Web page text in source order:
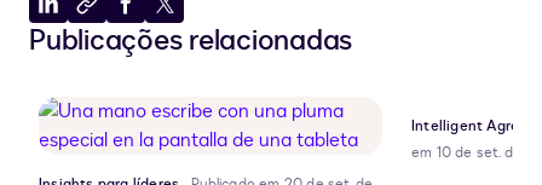
Compartilhar
no
Copiar
para
de
transferência
Compartilhar
no
Compartilhar
no
Publicações relacionadas
Intelligent
em 10 de set. de